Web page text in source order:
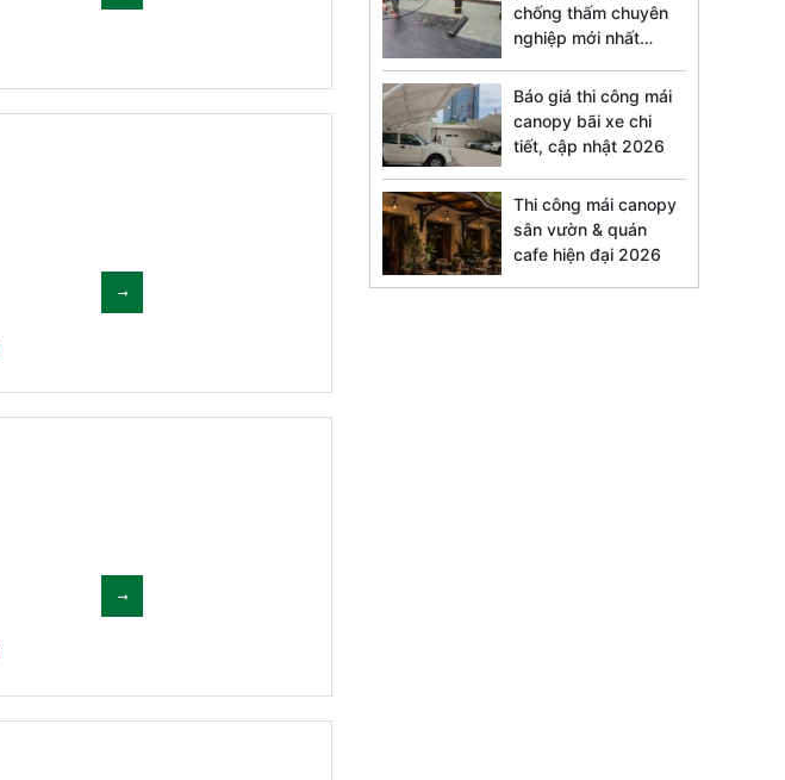
chống thấm chuyên
nghiệp mới nhất
Báo giá thi công mái
canopy bãi xe chi
tiết, cập nhật 2026
Thi công mái canopy
sân vườn & quán
cafe hiện đại 2026